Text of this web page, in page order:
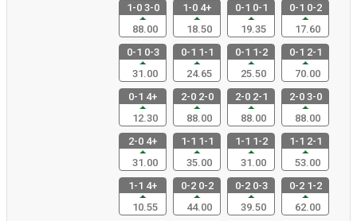
1-0 3-0
88.00
1-0 4+
18.50
0-1 0-1
19.35
0-1 0-2
17.60
0-1 0-3
31.00
0-1 1-1
24.65
0-1 1-2
25.50
0-1 2-1
70.00
0-1 4+
12.30
2-0 2-0
88.00
2-0 2-1
88.00
2-0 3-0
88.00
2-0 4+
31.00
1-1 1-1
35.00
1-1 1-2
31.00
1-1 2-1
53.00
1-1 4+
10.55
0-2 0-2
44.00
0-2 0-3
39.50
0-2 1-2
62.00